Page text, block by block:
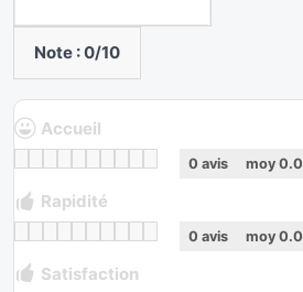
Note :0/10
Accueil
0 avis moy 0.0
Rapidité
0 avis moy 0.0
Satisfaction